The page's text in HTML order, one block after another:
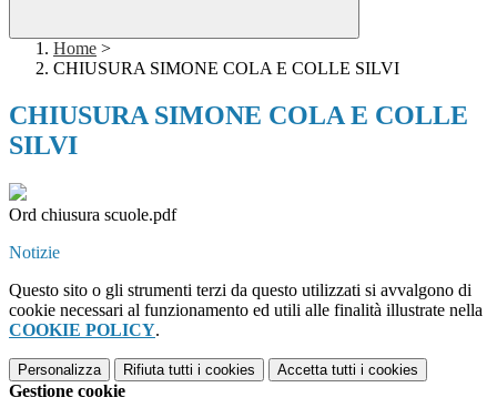
Home >
CHIUSURA SIMONE COLA E COLLE SILVI
CHIUSURA SIMONE COLA E COLLE
SILVI
Ord chiusura scuole.pdf
Notizie
Questo sito o gli strumenti terzi da questo utilizzati si avvalgono di
cookie necessari al funzionamento ed utili alle finalità illustrate nella
COOKIE POLICY.
Personalizza Rifiuta tutti i cookies Accetta tutti i cookies
Gestione cookie